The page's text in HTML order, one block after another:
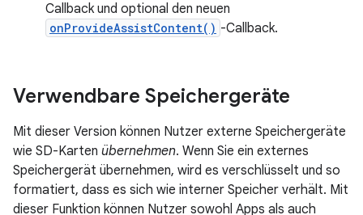
Callback und optional den neuen
onProvideAssistContent() -Callback.
Verwendbare Speichergeräte
Mit dieser Version können Nutzer externe Speichergeräte
wie SD-Karten übernehmen. Wenn Sie ein externes
Speichergerät übernehmen, wird es verschlüsselt und so
formatiert, dass es sich wie interner Speicher verhält. Mit
dieser Funktion können Nutzer sowohl Apps als auch